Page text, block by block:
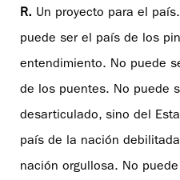
R. Un proyecto para el
puede ser el país de los
entendimiento. No puede
de los puentes. No puede
desarticulado, sino del
país de la nación
nación orgullosa. No